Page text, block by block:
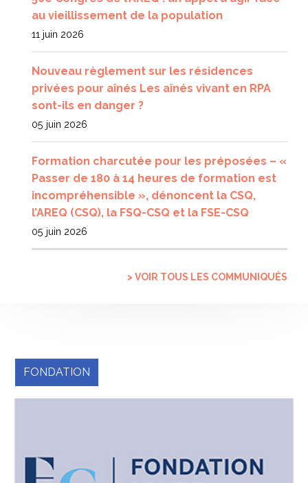
au vieillissement de la population
11 juin 2026
Nouveau règlement sur les résidences
privées pour aînés Les aînés vivant en RPA
sont-ils en danger ?
05 juin 2026
Formation charcutée pour les préposées – «
Passer de 180 à 14 heures de formation est
incompréhensible », dénoncent la CSQ,
l’AREQ (CSQ), la FSQ-CSQ et la FSE-CSQ
05 juin 2026
> VOIR TOUS LES COMMUNIQUÉS
FONDATION